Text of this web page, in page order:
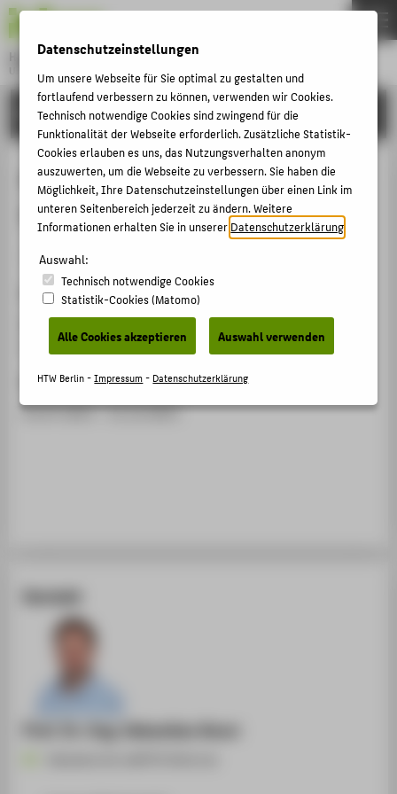
Hochschule für Technik und Wirtschaft Berlin
University of Applied Sciences
Menu
FORSCHUNG
Associate Editor der IEEE Trans. on
Image Processing
Begutachtung Journal / Publikation › 2023
Homepage
https://signalprocessingsociety.org/publications-
resources/ieee-transactions-image-processing
Datum
01.07.2023 - 31.12.2023
Kontakt
Prof. Dr.-Ing. Sebastian Knorr
THEMEN
HOCHSCHULE
CAMPUS
STUDIUM
LEHRE
KARRIERE
INTERNATIONAL
INFORMATIONEN FÜR
STUDIENINTERESSIERTE
Datenschutzeinstellungen
Um unsere Webseite für Sie optimal zu gestalten und
fortlaufend verbessern zu können, verwenden wir Cookies.
Technisch notwendige Cookies sind zwingend für die
Funktionalität der Webseite erforderlich. Zusätzliche Statistik-
Cookies erlauben es uns, das Nutzungsverhalten anonym
auszuwerten, um die Webseite zu verbessern. Sie haben die
Möglichkeit, Ihre Datenschutzeinstellungen über einen Link im
unteren Seitenbereich jederzeit zu ändern. Weitere
Informationen erhalten Sie in unsererDatenschutzerklärung
Auswahl:
Technisch notwendige Cookies
Statistik-Cookies (Matomo)
Alle Cookies akzeptieren Auswahl verwenden
HTW Berlin -Impressum- Datenschutzerklärung